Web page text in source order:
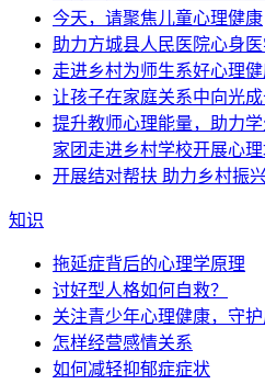
今天，请聚焦儿童心理健康
助力方城县人民医院心身
走进乡村为师生系好心理
让孩子在家庭关系中向光
提升教师心理能量，助力
家团走进乡村学校开展心理
开展结对帮扶 助力乡村振
知识
拖延症背后的心理学原理
讨好型人格如何自救？
关注青少年心理健康，守
怎样经营感情关系
如何减轻抑郁症症状